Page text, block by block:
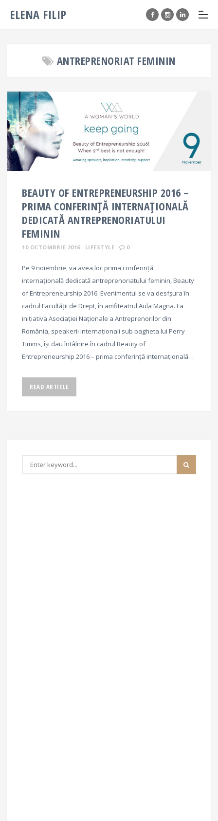
ELENA FILIP
ANTREPRENORIAT FEMININ
BEAUTY OF ENTREPRENEURSHIP 2016 –
PRIMA CONFERINȚĂ INTERNAȚIONALĂ
DEDICATĂ ANTREPRENORIATULUI
FEMININ
10 OCTOMBRIE 2016 LIFESTYLE 0
Pe 9 noiembrie, va avea loc prima conferință
internațională dedicată antreprenoriatului feminin, Beauty
of Entrepreneurship 2016. Evenimentul se va desfșura în
cadrul Facultăţii de Drept, în amfiteatrul Aula Magna. La
iniţiativa Asociaţiei Naţionale a Antreprenorilor din
România, speakerii internaţionali sub bagheta lui Perry
Timms, îşi dau întâlnire în cadrul Beauty of
Entrepreneurship 2016 – prima conferinţă internaţională…
READ ARTICLE